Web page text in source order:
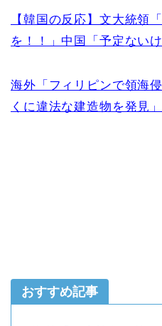
【韓国の反応】文大統領
を！！」中国「予定ない
海外「フィリピンで領海
くに違法な建造物を発見」
おすすめ記事